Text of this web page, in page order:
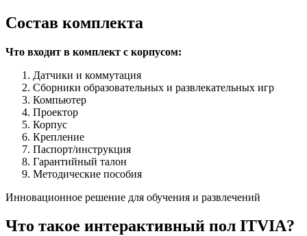
Состав комплекта
Что входит в комплект с корпусом:
Датчики и коммутация
Сборники образовательных и развлекательных игр
Компьютер
Проектор
Корпус
Крепление
Паспорт/инструкция
Гарантийный талон
Методические пособия
Инновационное решение для обучения и развлечений
Что такое интерактивный пол ITVIA?